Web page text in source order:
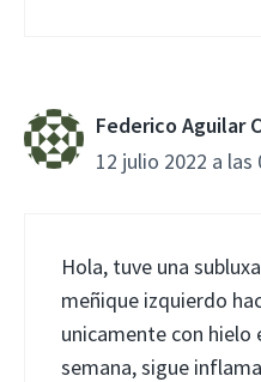
Federico Aguilar
12 julio 2022 a las
Hola, tuve una
meñique izquierdo
unicamente con hielo
semana, sigue